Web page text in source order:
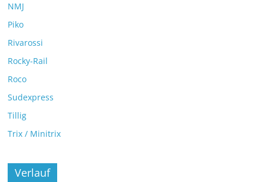
NMJ
Piko
Rivarossi
Rocky-Rail
Roco
Sudexpress
Tillig
Trix / Minitrix
Verlauf